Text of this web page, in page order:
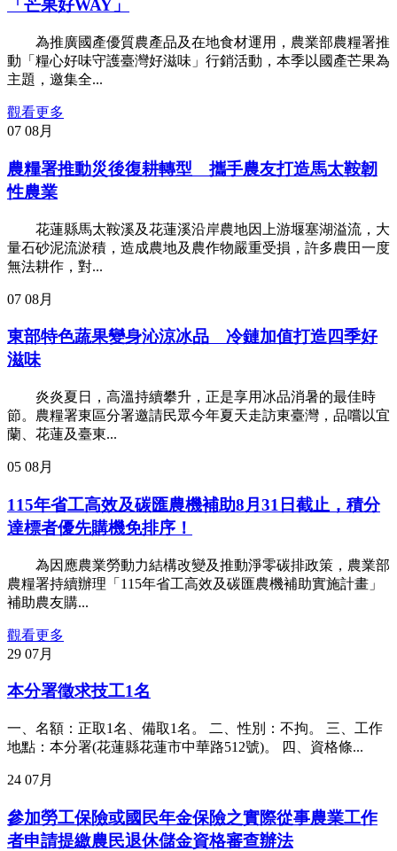
「芒果好WAY」
為推廣國產優質農產品及在地食材運用，農業部農糧署推
動「糧心好味守護臺灣好滋味」行銷活動，本季以國產芒果為
主題，邀集全...
觀看更多
07 08月
農糧署推動災後復耕轉型 攜手農友打造馬太鞍韌
性農業
花蓮縣馬太鞍溪及花蓮溪沿岸農地因上游堰塞湖溢流，大
量石砂泥流淤積，造成農地及農作物嚴重受損，許多農田一度
無法耕作，對...
07 08月
東部特色蔬果變身沁涼冰品 冷鏈加值打造四季好
滋味
炎炎夏日，高溫持續攀升，正是享用冰品消暑的最佳時
節。農糧署東區分署邀請民眾今年夏天走訪東臺灣，品嚐以宜
蘭、花蓮及臺東...
05 08月
115年省工高效及碳匯農機補助8月31日截止，積分
達標者優先購機免排序！
為因應農業勞動力結構改變及推動淨零碳排政策，農業部
農糧署持續辦理「115年省工高效及碳匯農機補助實施計畫」
補助農友購...
觀看更多
29 07月
本分署徵求技工1名
一、名額：正取1名、備取1名。 二、性別：不拘。 三、工作
地點：本分署(花蓮縣花蓮市中華路512號)。 四、資格條...
24 07月
參加勞工保險或國民年金保險之實際從事農業工作
者申請提繳農民退休儲金資格審查辦法